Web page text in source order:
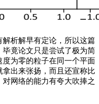
析解早有定论，所以这篇
竟论文只是尝试了极为简
为零的粒子在同一个平面
出来张扬，而且还宣称比
网络的能力有夸大吹捧之